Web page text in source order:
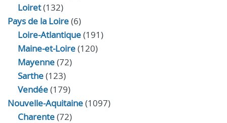
Loiret(132)
Pays de la Loire(6)
Loire-Atlantique(191)
Maine-et-Loire(120)
Mayenne(72)
Sarthe(123)
Vendée(179)
Nouvelle-Aquitaine(1097)
Charente(72)